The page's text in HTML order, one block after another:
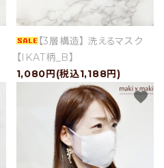
【3層構造】 洗えるマスク
【IKAT柄_B】
1,080円(税込1,188円)
favorite